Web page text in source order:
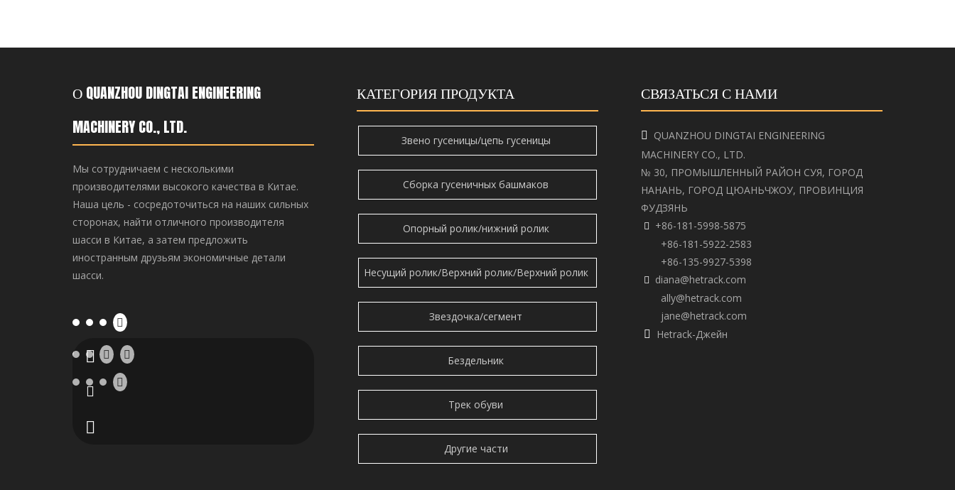
О QUANZHOU DINGTAI ENGINEERING
MACHINERY CO., LTD.
Мы сотрудничаем с несколькими
производителями высокого качества в Китае.
Наша цель - сосредоточиться на наших сильных
сторонах, найти отличного производителя
шасси в Китае, а затем предложить
иностранным друзьям экономичные детали
шасси.
+86-
135-
9927-
diana@hetrack.com
ally@hetrack.com
Hetrack-
КАТЕГОРИЯ ПРОДУКТА
Звено гусеницы/цепь гусеницы
Сборка гусеничных башмаков
Опорный ролик/нижний ролик
Несущий ролик/Верхний ролик/Верхний ролик
Звездочка/сегмент
Бездельник
Трек обуви
Другие части
СВЯЗАТЬСЯ С НАМИ

QUANZHOU DINGTAI ENGINEERING
MACHINERY CO., LTD.
№ 30, ПРОМЫШЛЕННЫЙ РАЙОН СУЯ, ГОРОД
НАНАНЬ, ГОРОД ЦЮАНЬЧЖОУ, ПРОВИНЦИЯ
ФУДЗЯНЬ

+86-181-5998-5875
+86-181-5922-2583
+86-135-9927-5398

diana@hetrack.com
ally@hetrack.com
jane@hetrack.com
 Hetrack-Джейн